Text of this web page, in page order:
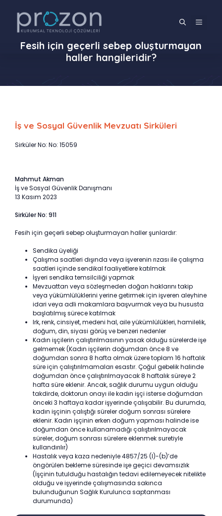
MENÜ
Fesih için geçerli sebep oluşturmayan
haller hangileridir?
İş ve Sosyal Güvenlik Mevzuatı Sirküleri
Sirküler No: No: 15059
Mahmut Akman
İş ve Sosyal Güvenlik Danışmanı
13 Kasım 2023
Sirküler No: 911
Fesih için geçerli sebep oluşturmayan haller şunlardır:
Sendika üyeliği
Çalışma saatleri dışında veya işverenin rızası ile çalışma
saatleri içinde sendikal faaliyetlere katılmak
İşyeri sendika temsilciliği yapmak
Mevzuattan veya sözleşmeden doğan haklarını takip
veya yükümlülüklerini yerine getirmek için işveren aleyhine
idari veya adli makamlara başvurmak veya bu hususta
başlatılmış sürece katılmak
Irk, renk, cinsiyet, medeni hal, aile yükümlülükleri, hamilelik,
doğum, din, siyasi görüş ve benzeri nedenler
Kadın işçilerin çalıştırılmasının yasak olduğu sürelerde işe
gelmemek (Kadın işçilerin doğumdan önce 8 ve
doğumdan sonra 8 hafta olmak üzere toplam 16 haftalık
süre için çalıştırılmamaları esastır. Çoğul gebelik halinde
doğumdan önce çalıştırılmayacak 8 haftalık süreye 2
hafta süre eklenir. Ancak, sağlık durumu uygun olduğu
takdirde, doktorun onayı ile kadın işçi isterse doğumdan
önceki 3 haftaya kadar işyerinde çalışabilir. Bu durumda,
kadın işçinin çalıştığı süreler doğum sonrası sürelere
eklenir. Kadın işçinin erken doğum yapması halinde ise
doğumdan önce kullanamadığı çalıştırılmayacak
süreler, doğum sonrası sürelere eklenmek suretiyle
kullandırılır)
Hastalık veya kaza nedeniyle 4857/25 (I)-(b)’de
öngörülen bekleme süresinde işe geçici devamsızlık
(İşçinin tutulduğu hastalığın tedavi edilemeyecek nitelikte
olduğu ve işyerinde çalışmasında sakınca
bulunduğunun Sağlık Kurulunca saptanması
durumunda)